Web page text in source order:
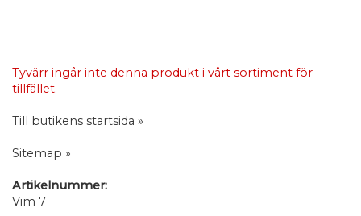
Tyvärr ingår inte denna produkt i vårt sortiment för
tillfället.
Till butikens startsida »
Sitemap »
Artikelnummer:
Vim 7